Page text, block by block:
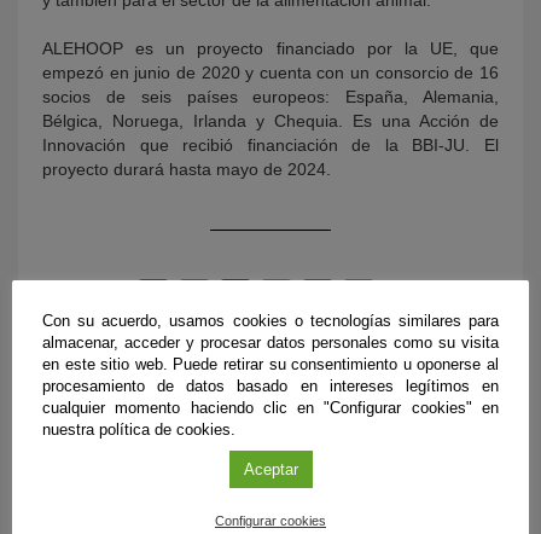
ALEHOOP es un proyecto financiado por la UE, que
empezó en junio de 2020 y cuenta con un consorcio de 16
socios de seis países europeos: España, Alemania,
Bélgica, Noruega, Irlanda y Chequia. Es una Acción de
Innovación que recibió financiación de la BBI-JU. El
proyecto durará hasta mayo de 2024.
ÚLTIMAS PUBLICACIONES
Con su acuerdo, usamos cookies o tecnologías similares para
almacenar, acceder y procesar datos personales como su visita
en este sitio web. Puede retirar su consentimiento u oponerse al
procesamiento de datos basado en intereses legítimos en
cualquier momento haciendo clic en "Configurar cookies" en
nuestra política de cookies.
Aceptar
Configurar cookies